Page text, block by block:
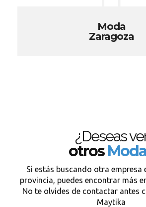
Moda
Zaragoza
¿Deseas
otros
Si estás buscando otra empresa
provincia, puedes encontrar más
No te olvides de contactar antes
Maytika